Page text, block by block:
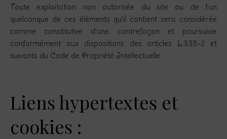
Toute exploitation non autorisée du site ou de l’un
quelconque de ces éléments qu’il contient sera considérée
comme constitutive d’une contrefaçon et poursuivie
conformément aux dispositions des articles L.335-2 et
suivants du Code de Propriété Intellectuelle.
Liens hypertextes et
cookies :